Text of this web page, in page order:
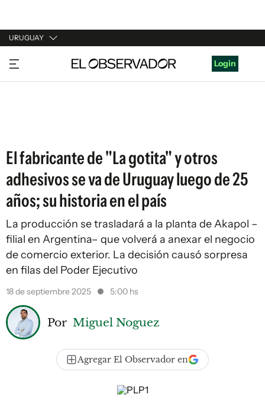
URUGUAY
URUGUAY
ARGENTINA
Login
El fabricante de "La gotita" y otros
adhesivos se va de Uruguay luego de 25
años; su historia en el país
La producción se trasladará a la planta de Akapol –
filial en Argentina– que volverá a anexar el negocio
de comercio exterior. La decisión causó sorpresa
en filas del Poder Ejecutivo
18 de septiembre 2025 5:00 hs
Por Miguel Noguez
Agregar El Observador en